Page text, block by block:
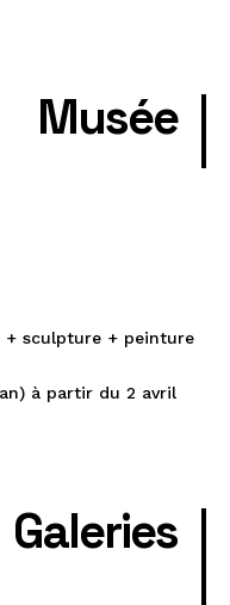
Musée
sculpture + peinture
à partir du 2 avril
Galeries